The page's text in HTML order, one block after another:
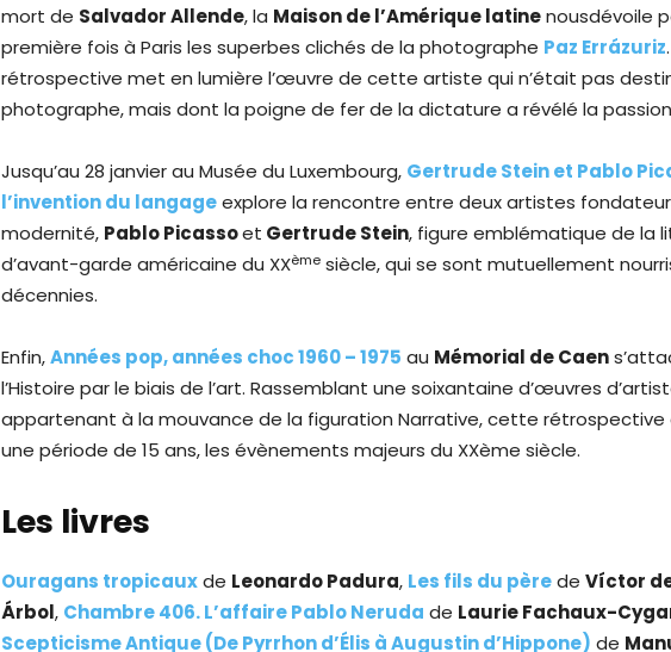
mort de Salvador Allende, la Maison de l’Amérique latinenousdévoile
première fois à Paris les superbes clichés de la photographe Paz Errázuriz
rétrospective met en lumière l’œuvre de cette artiste qui n’était pas
photographe, mais dont la poigne de fer de la dictature a révélé la
Jusqu’au 28 janvier au Musée du Luxembourg, Gertrude Stein et Pablo
l’invention du langageexplore la rencontre entre deux artistes
modernité, Pablo Picassoet Gertrude Stein, figure emblématique de la
d’avant-garde américaine du XXème siècle, qui se sont mutuellement
décennies.
Enfin,Années pop, années choc 1960 – 1975 au Mémorial de Caen
l’Histoire par le biais de l’art. Rassemblant une soixantaine d’œuvres
appartenant à la mouvance de la figuration Narrative, cette rétrospective
une période de 15 ans, les évènements majeurs du XXème siècle.
Les livres
Ouragans tropicauxde Leonardo Padura, Les fils du pèrede Víctor
Árbol, Chambre 406. L’affaire Pablo Neruda de Laurie Fachaux-
Scepticisme Antique (De Pyrrhon d’Élis à Augustin d’Hippone) de